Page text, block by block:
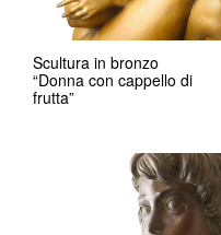
Scultura in bronzo
“Donna con cappello di
frutta”